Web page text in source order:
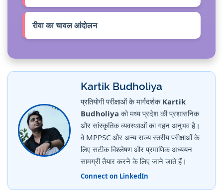
रीवा का चावल आंदोलन
Kartik Budholiya
प्रतियोगी परीक्षाओं के मार्गदर्शक Kartik
Budholiya को मध्य प्रदेश की प्रशासनिक
और सांस्कृतिक व्यवस्थाओं का गहन अनुभव है।
वे MPPSC और अन्य राज्य स्तरीय परीक्षाओं के
लिए सटीक विश्लेषण और प्रमाणिक अध्ययन
सामग्री तैयार करने के लिए जाने जाते हैं।
Connect on LinkedIn